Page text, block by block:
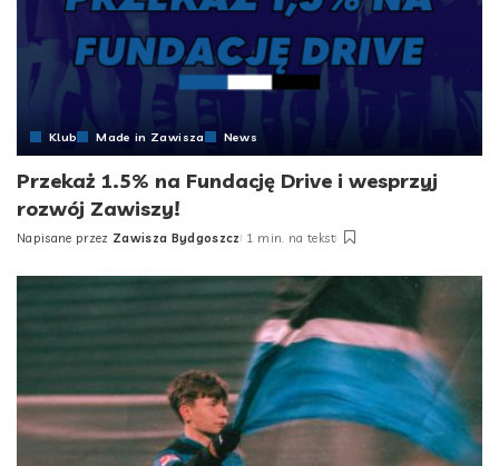
Klub Made in Zawisza News
Przekaż 1.5% na Fundację Drive i wesprzyj
rozwój Zawiszy!
Posted
Napisane przez Zawisza Bydgoszcz 1 min. na tekst